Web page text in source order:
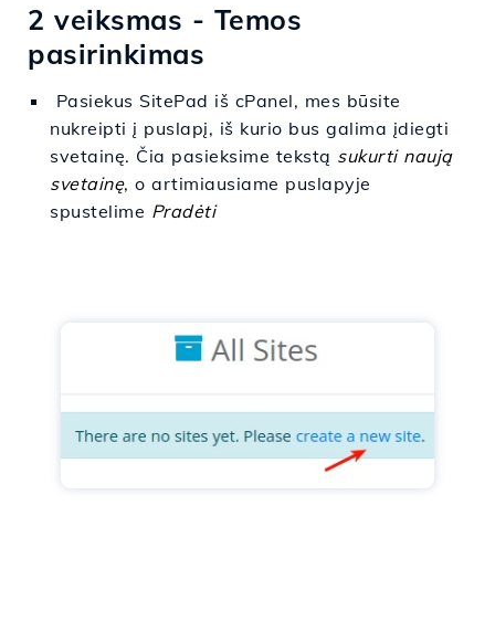
2 veiksmas - Temos
pasirinkimas
Pasiekus SitePad iš cPanel, mes būsite
nukreipti į puslapį, iš kurio bus galima įdiegti
svetainę. Čia pasieksime tekstą sukurti naują
svetainę, o artimiausiame puslapyje
spustelime Pradėti